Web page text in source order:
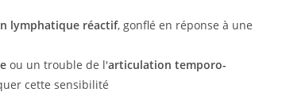
lymphatique réactif, gonflé en réponse à une
ou un trouble de l'articulation temporo-
cette sensibilité